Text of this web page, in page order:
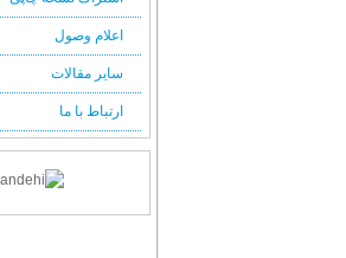
اعلام وصول
سایر مقالات
ارتباط با ما